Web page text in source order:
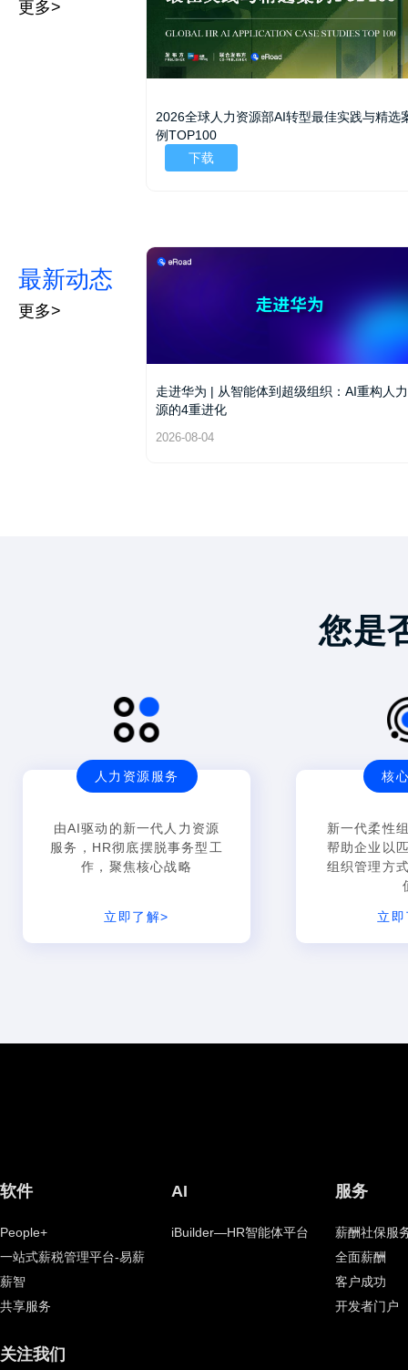
更多>
2026全球人力资源部AI转型最佳实践与精选
例TOP100
下载
最新动态
更多>
走进华为 | 从智能体到超级组织：AI重构人
源的4重进化
2026-08-04
您是
人力资源服务
由AI驱动的新一代人力资源
服务，HR彻底摆脱事务型工
作，聚焦核心战略
立即了解>
核
新一代柔性
帮助企业以
组织管理方
立
软件
People+
一站式薪税管理平台-易薪
薪智
共享服务
AI
iBuilder—HR智能体平台
服务
薪酬社保服
全面薪酬
客户成功
开发者门户
关注我们